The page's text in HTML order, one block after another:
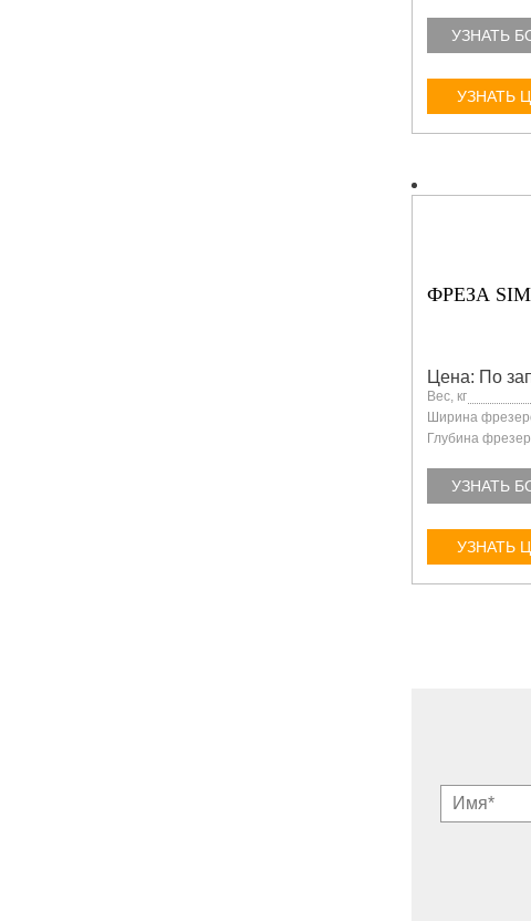
УЗНАТЬ
УЗНАТЬ
ФРЕЗА
Цена: По
Вес, кг
Ширина
Глубина
УЗНАТЬ
УЗНАТЬ